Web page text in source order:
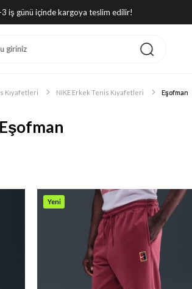
iş günü içinde kargoya teslim edilir!
Kıyafetleri NIKE Erkek Tenis Kıyafetleri Eşofman
Eşofman
Yeni